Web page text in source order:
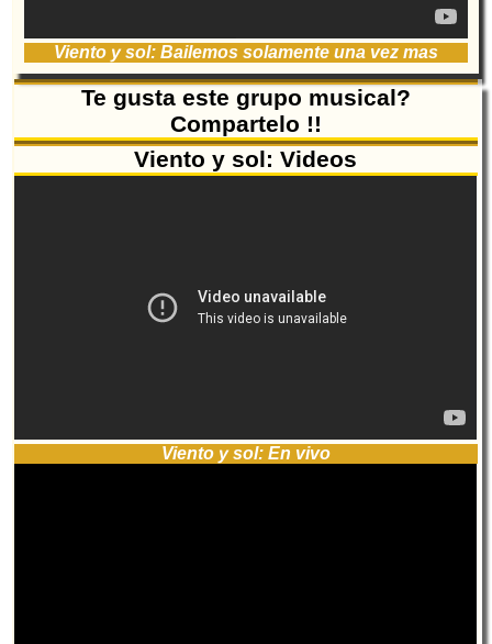
Viento y sol: Bailemos solamente una vez mas
Te gusta este grupo musical?
Compartelo !!
Viento y sol: Videos
Viento y sol: En vivo